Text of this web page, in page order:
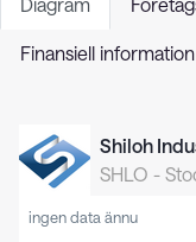
Finansiell information
Shiloh
SHLO -
ingen data ännu